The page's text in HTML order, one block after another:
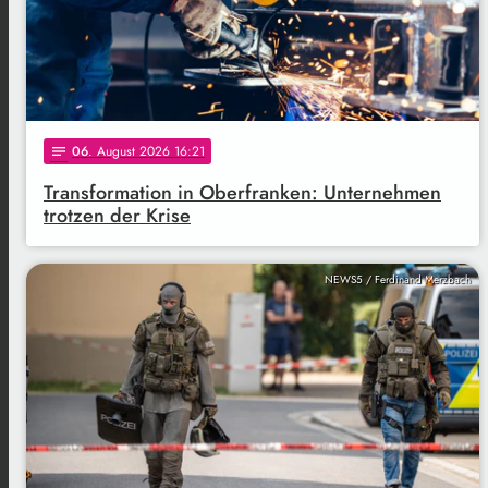
notes 06. August 2026 16:21
Transformation in Oberfranken: Unternehmen
trotzen der Krise
NEWS5 / Ferdinand Merzbach